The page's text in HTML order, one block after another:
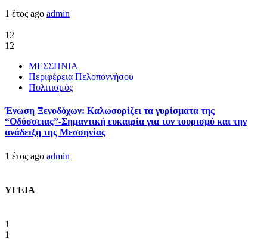
1 έτος ago admin
12
12
ΜΕΣΣΗΝΙΑ
Περιφέρεια Πελοποννήσου
Πολιτισμός
Ένωση Ξενοδόχων: Καλωσορίζει τα γυρίσματα της
“Οδύσσειας”-Σημαντική ευκαιρία για τον τουρισμό και την
ανάδειξη της Μεσσηνίας
1 έτος ago admin
ΥΓΕΙΑ
1
1